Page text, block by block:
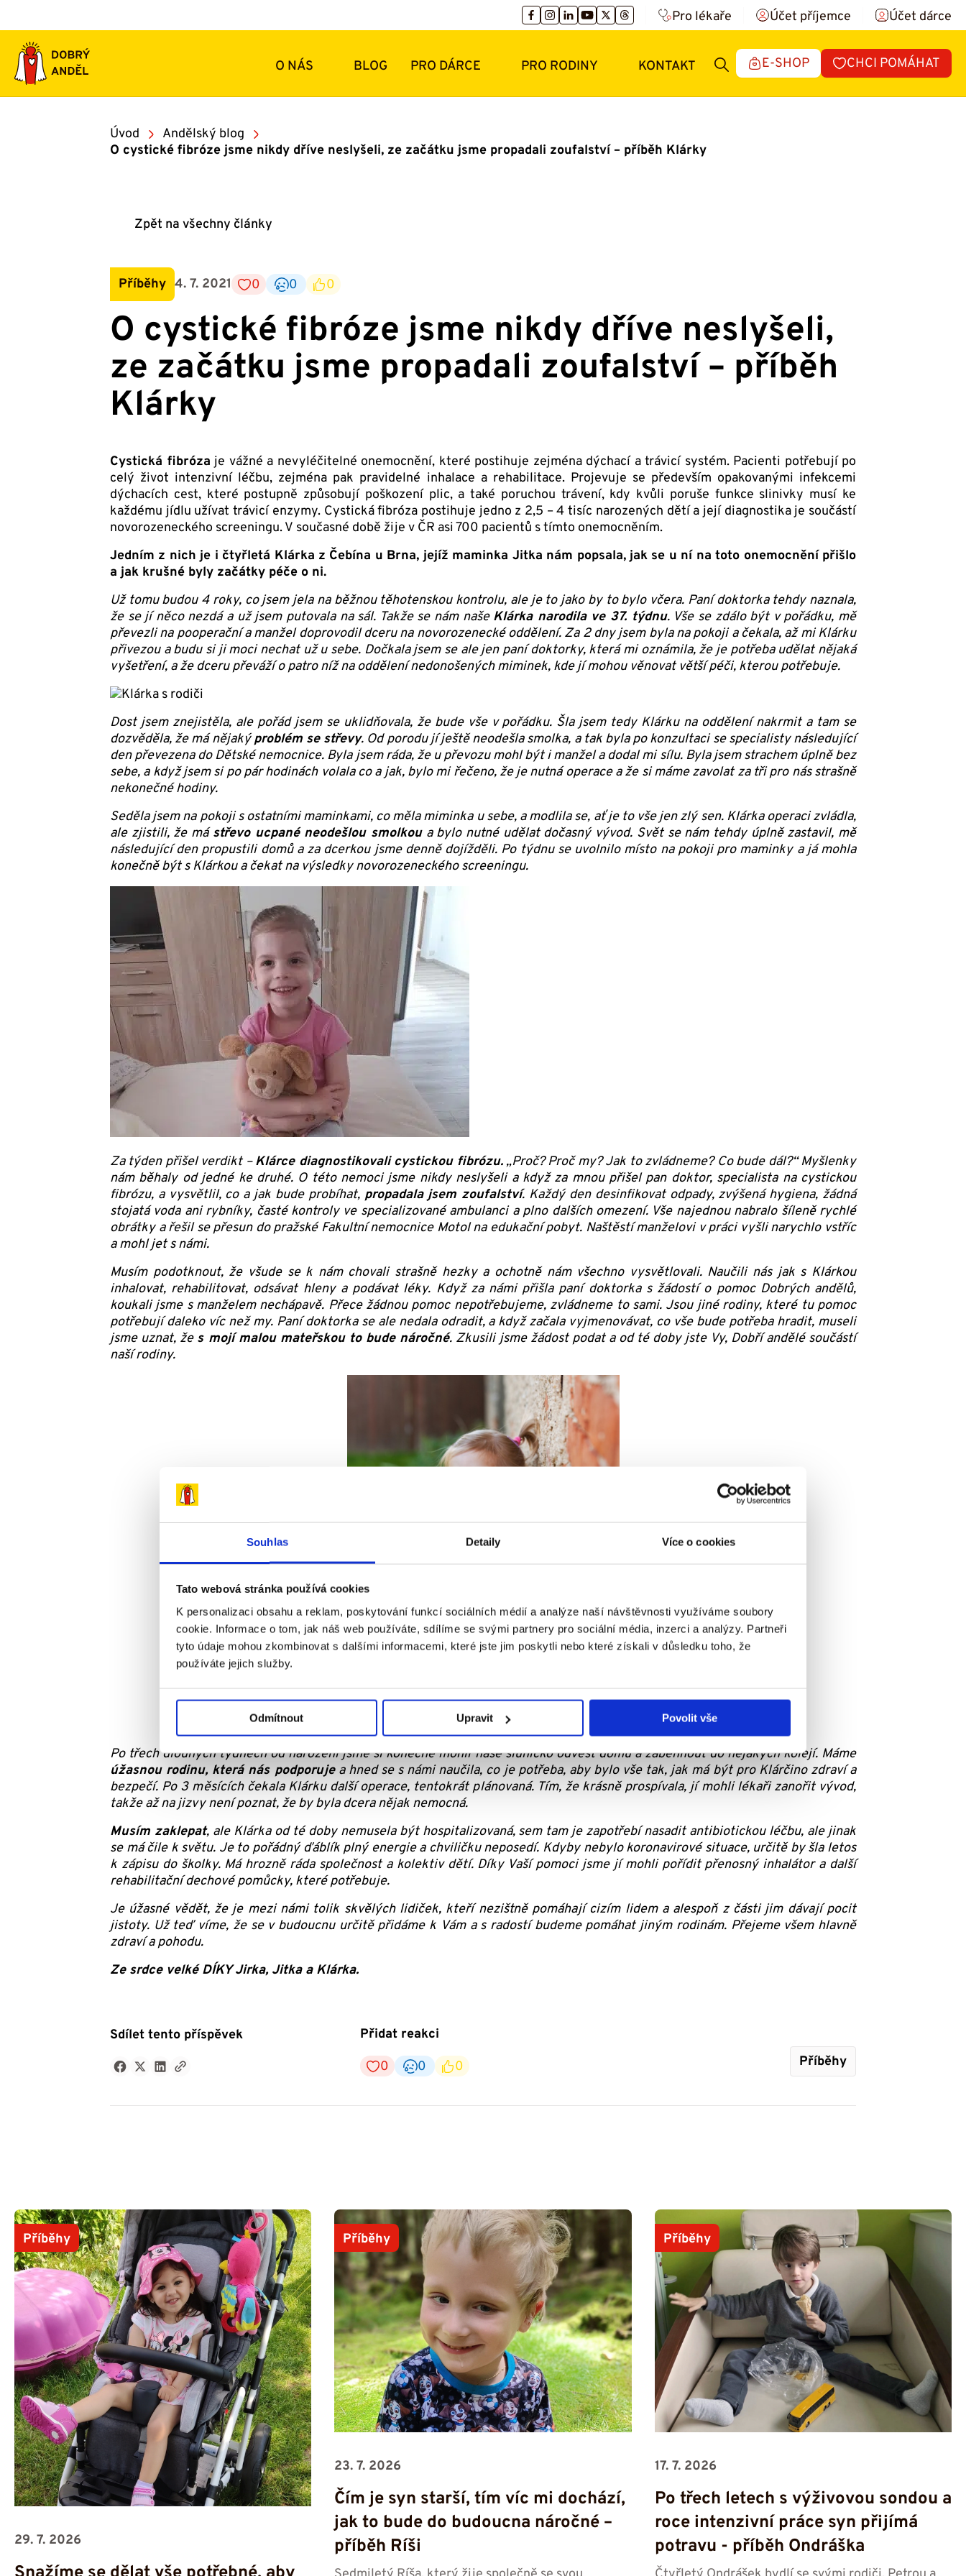
Souhlas Detaily Více o cookies
Tato webová stránka používá cookies
K personalizaci obsahu a reklam, poskytování funkcí sociálních médií a analýze naší návštěvnosti využíváme soubory
cookie. Informace o tom, jak náš web používáte, sdílíme se svými partnery pro sociální média, inzerci a analýzy. Partneři
tyto údaje mohou zkombinovat s dalšími informacemi, které jste jim poskytli nebo které získali v důsledku toho, že
používáte jejich služby.
Odmítnout Upravit Povolit vše
obsah
Pro lékaře Účet příjemce Účet dárce
O NÁS BLOG PRO DÁRCE PRO RODINY KONTAKT E-SHOP CHCI POMÁHAT
Úvod
Andělský blog
O cystické fibróze jsme nikdy dříve neslyšeli, ze začátku jsme propadali zoufalství – příběh Klárky
Zpět na všechny články
Příběhy 4. 7. 2021 0 0 0
O cystické fibróze jsme nikdy dříve neslyšeli,
ze začátku jsme propadali zoufalství – příběh
Klárky
Cystická fibróza je vážné a nevyléčitelné onemocnění, které postihuje zejména dýchací a trávicí systém. Pacienti potřebují po
celý život intenzivní léčbu, zejména pak pravidelné inhalace a rehabilitace. Projevuje se především opakovanými infekcemi
dýchacích cest, které postupně způsobují poškození plic, a také poruchou trávení, kdy kvůli poruše funkce slinivky musí ke
každému jídlu užívat trávicí enzymy. Cystická fibróza postihuje jedno z 2,5 – 4 tisíc narozených dětí a její diagnostika je součástí
novorozeneckého screeningu. V současné době žije v ČR asi 700 pacientů s tímto onemocněním.
Jedním z nich je i čtyřletá Klárka z Čebína u Brna, jejíž maminka Jitka nám popsala, jak se u ní na toto onemocnění přišlo
a jak krušné byly začátky péče o ni.
Už tomu budou 4 roky, co jsem jela na běžnou těhotenskou kontrolu, ale je to jako by to bylo včera. Paní doktorka tehdy naznala,
že se jí něco nezdá a už jsem putovala na sál. Takže se nám naše Klárka narodila ve 37. týdnu. Vše se zdálo být v pořádku, mě
převezli na pooperační a manžel doprovodil dceru na novorozenecké oddělení. Za 2 dny jsem byla na pokoji a čekala, až mi Klárku
přivezou a budu si ji moci nechat už u sebe. Dočkala jsem se ale jen paní doktorky, která mi oznámila, že je potřeba udělat nějaká
vyšetření, a že dceru převáží o patro níž na oddělení nedonošených miminek, kde jí mohou věnovat větší péči, kterou potřebuje.
Dost jsem znejistěla, ale pořád jsem se uklidňovala, že bude vše v pořádku. Šla jsem tedy Klárku na oddělení nakrmit a tam se
dozvěděla, že má nějakýproblém se střevy. Od porodu jí ještě neodešla smolka, a tak byla po konzultaci se specialisty následující
den převezena do Dětské nemocnice. Byla jsem ráda, že u převozu mohl být i manžel a dodal mi sílu. Byla jsem strachem úplně bez
sebe, a když jsem si po pár hodinách volala co a jak, bylo mi řečeno, že je nutná operace a že si máme zavolat za tři pro nás strašně
nekonečné hodiny.
Seděla jsem na pokoji s ostatními maminkami, co měla miminka u sebe, a modlila se, ať je to vše jen zlý sen. Klárka operaci zvládla,
ale zjistili, že mástřevo ucpané neodešlou smolkoua bylo nutné udělat dočasný vývod. Svět se nám tehdy úplně zastavil, mě
následující den propustili domů a za dcerkou jsme denně dojížděli. Po týdnu se uvolnilo místo na pokoji pro maminky a já mohla
konečně být s Klárkou a čekat na výsledky novorozeneckého screeningu.
Za týden přišel verdikt –Klárce diagnostikovali cystickou fibrózu.„Proč? Proč my? Jak to zvládneme? Co bude dál?“ Myšlenky
nám běhaly od jedné ke druhé. O této nemoci jsme nikdy neslyšeli a když za mnou přišel pan doktor, specialista na cystickou
fibrózu, a vysvětlil, co a jak bude probíhat, propadala jsem zoufalství. Každý den desinfikovat odpady, zvýšená hygiena, žádná
stojatá voda ani rybníky, časté kontroly ve specializované ambulanci a plno dalších omezení. Vše najednou nabralo šíleně rychlé
obrátky a řešil se přesun do pražské Fakultní nemocnice Motol na edukační pobyt. Naštěstí manželovi v práci vyšli narychlo vstříc
a mohl jet s námi.
Musím podotknout, že všude se k nám chovali strašně hezky a ochotně nám všechno vysvětlovali. Naučili nás jak s Klárkou
inhalovat, rehabilitovat, odsávat hleny a podávat léky. Když za námi přišla paní doktorka s žádostí o pomoc Dobrých andělů,
koukali jsme s manželem nechápavě. Přece žádnou pomoc nepotřebujeme, zvládneme to sami. Jsou jiné rodiny, které tu pomoc
potřebují daleko víc než my. Paní doktorka se ale nedala odradit, a když začala vyjmenovávat, co vše bude potřeba hradit, museli
jsme uznat, že s mojí malou mateřskou to bude náročné. Zkusili jsme žádost podat a od té doby jste Vy, Dobří andělé součástí
naší rodiny.
Po třech dlouhých týdnech od narození jsme si konečně mohli naše sluníčko odvést domů a zaběhnout do nějakých kolejí. Máme
úžasnou rodinu, která nás podporujea hned se s námi naučila, co je potřeba, aby bylo vše tak, jak má být pro Klárčino zdraví a
bezpečí. Po 3 měsících čekala Klárku další operace, tentokrát plánovaná. Tím, že krásně prospívala, jí mohli lékaři zanořit vývod,
takže až na jizvy není poznat, že by byla dcera nějak nemocná.
Musím zaklepat, ale Klárka od té doby nemusela být hospitalizovaná, sem tam je zapotřebí nasadit antibiotickou léčbu, ale jinak
se má čile k světu. Je to pořádný ďáblík plný energie a chviličku neposedí. Kdyby nebylo koronavirové situace, určitě by šla letos
k zápisu do školky. Má hrozně ráda společnost a kolektiv dětí. Díky Vaší pomoci jsme jí mohli pořídit přenosný inhalátor a další
rehabilitační dechové pomůcky, které potřebuje.
Je úžasné vědět, že je mezi námi tolik skvělých lidiček, kteří nezištně pomáhají cizím lidem a alespoň z části jim dávají pocit
jistoty. Už teď víme, že se v budoucnu určitě přidáme k Vám a s radostí budeme pomáhat jiným rodinám. Přejeme všem hlavně
zdraví a pohodu.
Ze srdce velké DÍKY Jirka, Jitka a Klárka.
Sdílet tento příspěvek
Přidat reakci
0
0 0 Příběhy
Příběhy
29. 7. 2026
Příběhy
23. 7. 2026
Čím je syn starší, tím víc mi dochází,
jak to bude do budoucna náročné –
příběh Ríši
Příběhy
17. 7. 2026
Po třech letech s výživovou sondou a
roce intenzivní práce syn přijímá
potravu -⁠⁠⁠⁠⁠⁠ příběh Ondráška